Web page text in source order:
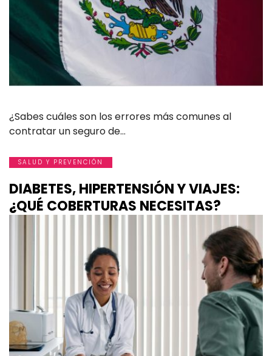
¿Sabes cuáles son los errores más comunes al
contratar un seguro de…
SALUD Y PREVENCIÓN
DIABETES, HIPERTENSIÓN Y VIAJES:
¿QUÉ COBERTURAS NECESITAS?